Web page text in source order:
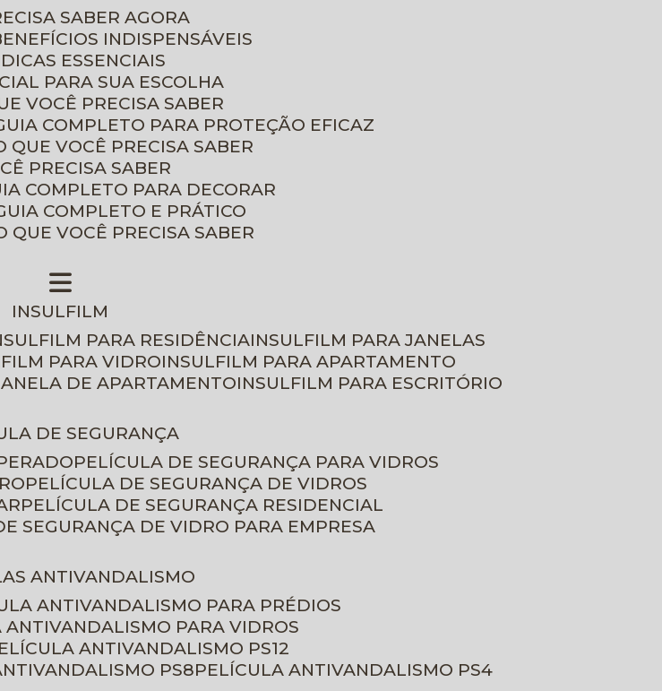
SABER AGORA
INDISPENSÁVEIS
ESSENCIAIS
PARA SUA ESCOLHA
VOCÊ PRECISA SABER
COMPLETO PARA PROTEÇÃO EFICAZ
QUE VOCÊ PRECISA SABER
PRECISA SABER
COMPLETO PARA DECORAR
COMPLETO E PRÁTICO
QUE VOCÊ PRECISA SABER
INSULFILM
PARA RESIDÊNCIA INSULFILM PARA JANELAS
PARA VIDRO INSULFILM PARA APARTAMENTO
DE APARTAMENTO INSULFILM PARA ESCRITÓRIO
DE SEGURANÇA
PELÍCULA DE SEGURANÇA PARA VIDROS
PELÍCULA DE SEGURANÇA DE VIDROS
PELÍCULA DE SEGURANÇA RESIDENCIAL
SEGURANÇA DE VIDRO PARA EMPRESA
ANTIVANDALISMO
ANTIVANDALISMO PARA PRÉDIOS
ANTIVANDALISMO PARA VIDROS
PELÍCULA ANTIVANDALISMO PS12
PS8
PELÍCULA ANTIVANDALISMO PS4